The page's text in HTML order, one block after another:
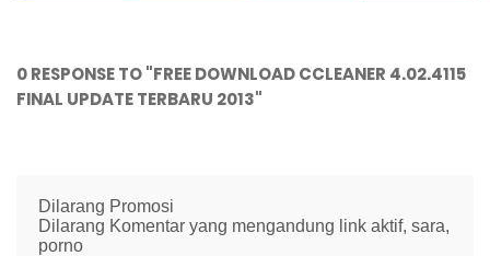
0 RESPONSE TO "FREE DOWNLOAD CCLEANER 4.02.4115
FINAL UPDATE TERBARU 2013"
Dilarang Promosi
Dilarang Komentar yang mengandung link aktif, sara,
porno